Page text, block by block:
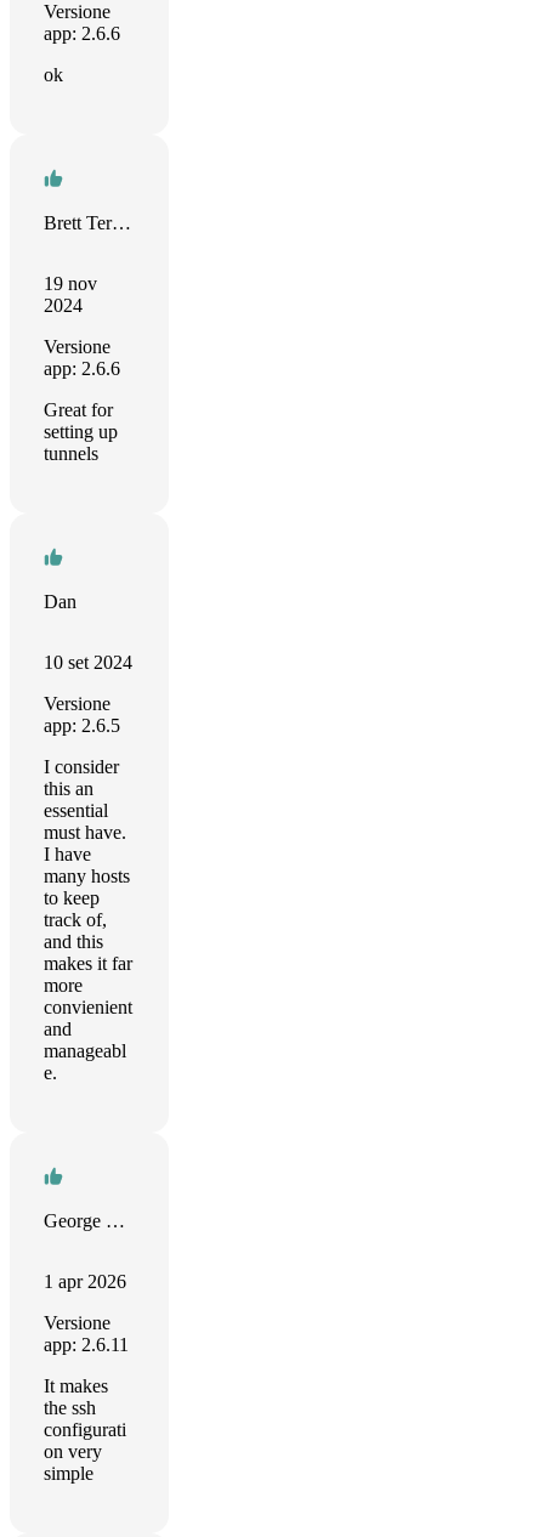
Versione
app: 2.6.6
ok
Brett Terpstra
19 nov
2024
Versione
app: 2.6.6
Great for
setting up
tunnels
Dan
10 set 2024
Versione
app: 2.6.5
I consider
this an
essential
must have.
I have
many hosts
to keep
track of,
and this
makes it far
more
convienient
and
manageabl
e.
George Nazarey
1 apr 2026
Versione
app: 2.6.11
It makes
the ssh
configurati
on very
simple